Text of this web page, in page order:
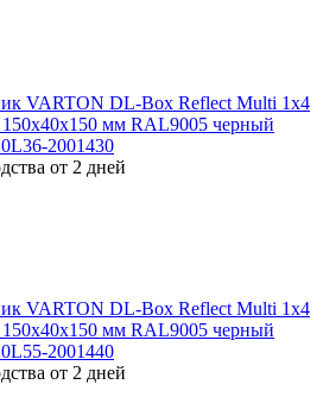
VARTON DL-Box Reflect Multi 1x4
мм RAL9005 черный
2001430
от 2 дней
VARTON DL-Box Reflect Multi 1x4
мм RAL9005 черный
2001440
от 2 дней